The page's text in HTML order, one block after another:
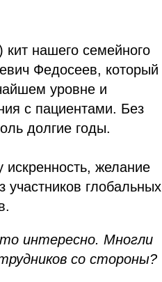
кит нашего семейного
Федосеев, который
уровне и
с пациентами. Без
долгие годы.
желание
участников глобальных
интересно. Многли
со стороны?